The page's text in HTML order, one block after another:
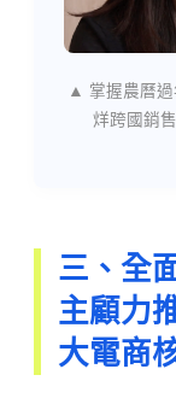
▲ 掌握農曆過
烊跨國銷
三、全
主顧力
大電商